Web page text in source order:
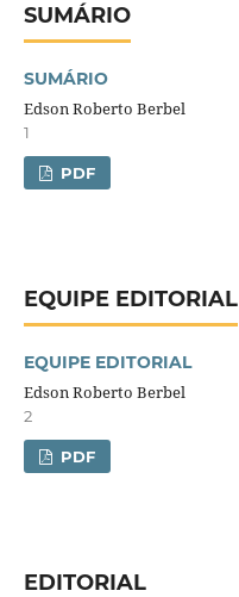
SUMÁRIO
SUMÁRIO
Edson Roberto Berbel
1
PDF
EQUIPE EDITORIAL
EQUIPE EDITORIAL
Edson Roberto Berbel
2
PDF
EDITORIAL